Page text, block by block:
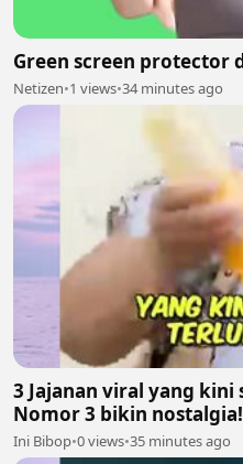
Green screen protector
Netizen•1 views•34 minutes ago
3 Jajanan viral yang
Nomor 3 bikin
Ini Bibop•0 views•35 minutes ago